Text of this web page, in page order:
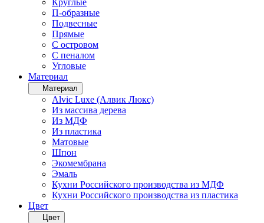
Круглые
П-образные
Подвесные
Прямые
С островом
С пеналом
Угловые
Материал
Материал
Alvic Luxe (Алвик Люкс)
Из массива дерева
Из МДФ
Из пластика
Матовые
Шпон
Экомембрана
Эмаль
Кухни Российского производства из МДФ
Кухни Российского производства из пластика
Цвет
Цвет